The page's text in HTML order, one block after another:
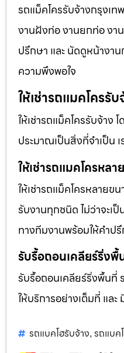
รถแม็คโครรับจ้างกรุงเท
งานฝังท่อ งานยกท่อ งา
ปรึกษา และ นัดดูหน้างา
ความพึงพอใจ
ให้เช่ารถแมคโคร
ให้เช่ารถแม็คโครรับจ้า
ประมาณเป็นสิ่งที่จำเป็น
ให้เช่ารถแมคโครหล
ให้เช่ารถแม็คโครหลายข
รับงานทุกชนิด ไม่ว่าจะเ
ทางทีมงานพร้อมให้คำปรึ
รับรื้อถอนเคลียร์ริ่งพื้
รับรื้อถอนเคลียร์ริ่งพื้นที่
ให้บริการอย่างเต็มที่ แล
รถแบคโฮรับจ้าง, รถแบค